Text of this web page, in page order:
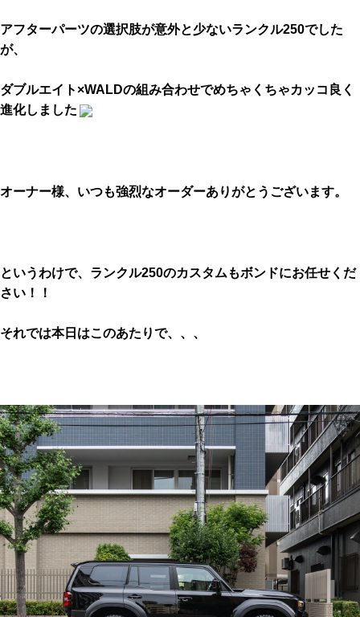
アフターパーツの選択肢が意外と少ないランクル250でした
が、
ダブルエイト×WALDの組み合わせでめちゃくちゃカッコ良く
進化しました
オーナー様、いつも強烈なオーダーありがとうございます。
というわけで、ランクル250のカスタムもボンドにお任せくだ
さい！！
それでは本日はこのあたりで、、、